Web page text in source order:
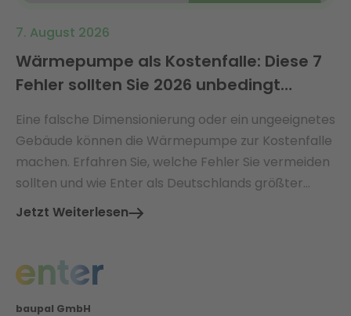
7. August 2026
Wärmepumpe als Kostenfalle: Diese 7
Fehler sollten Sie 2026 unbedingt
Eine falsche Dimensionierung oder ein ungeeignetes
Gebäude können die Wärmepumpe zur Kostenfalle
machen. Erfahren Sie, welche Fehler Sie vermeiden
sollten und wie Enter als Deutschlands größter
Energieberater Sie vor versteckten Kosten schützt.
Jetzt Weiterlesen
baupal GmbH